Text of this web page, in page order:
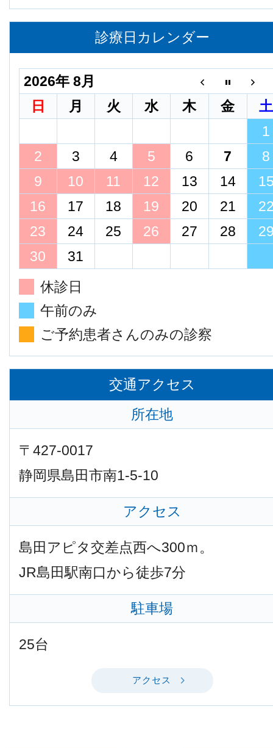
診療日カレンダー
2026年 8月
日
月 火 水 木 金
土
1
2
3 4 5 6 7
8
9
10 11 12 13 14
16
17 18 19 20 21
23
24 25 26 27 28
30
31
休診日
午前のみ
ご予約患者さんのみの診察
交通アクセス
所在地
〒427-0017
静岡県島田市南1-5-10
アクセス
島田アピタ交差点西へ300ｍ。
JR島田駅南口から徒歩7分
駐車場
25台
アクセス